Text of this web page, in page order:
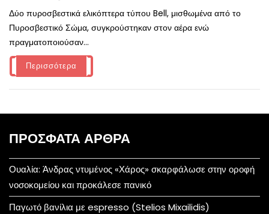
Δύο πυροσβεστικά ελικόπτερα τύπου Bell, μισθωμένα από το
Πυροσβεστικό Σώμα, συγκρούστηκαν στον αέρα ενώ
πραγματοποιούσαν...
Περισσότερα
ΠΡΌΣΦΑΤΑ ΆΡΘΡΑ
Ουαλία: Άνδρας ντυμένος «Χάρος» σκαρφάλωσε στην οροφή
νοσοκομείου και προκάλεσε πανικό
Παγωτό βανίλια με espresso (Stelios Mixailidis)